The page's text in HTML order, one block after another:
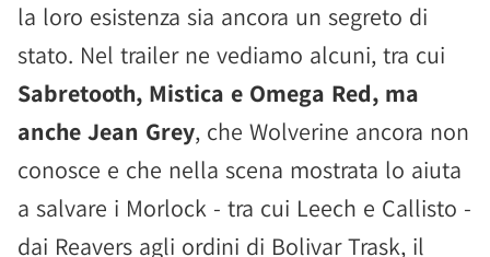
la loro esistenza sia ancora un segreto di
stato. Nel trailer ne vediamo alcuni, tra cui
Sabretooth, Mistica e Omega Red, ma
anche Jean Grey, che Wolverine ancora non
conosce e che nella scena mostrata lo aiuta
a salvare i Morlock - tra cui Leech e Callisto -
dai Reavers agli ordini di Bolivar Trask, il